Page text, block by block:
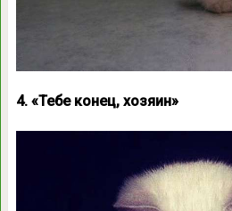
4. «Тебе конец, хозяин»